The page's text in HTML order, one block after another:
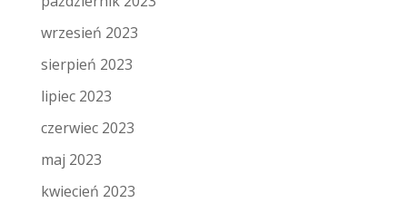
wrzesień 2023
sierpień 2023
lipiec 2023
czerwiec 2023
maj 2023
kwiecień 2023